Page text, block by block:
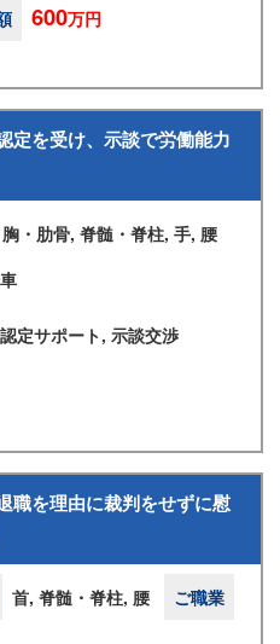
600万円
定を受け、示談で労働能力
胸・肋骨, 脊髄・脊柱, 手, 腰
定サポート, 示談交渉
職を理由に裁判をせずに慰
首, 脊髄・脊柱, 腰
ご職業